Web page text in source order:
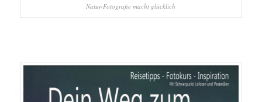
Natur-Fotografie macht glücklich